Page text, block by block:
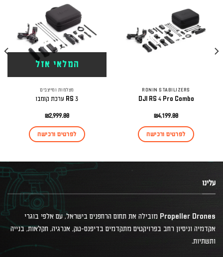
RONIN STABILIZERS
DJI RS 4 Pro Combo
₪4,199.00
לפרטים ורכישה
המלאי אזל
מצלמות ומייצבים
RS 3 ערכת קומבו
₪2,999.00
לפרטים ורכישה
עלינו
Propeller Drones מובילה את תחום הרחפנים בישראל, עם אלפי בוגרי
אקדמיה וניסיון רחב בפרויקטים מתקדמים בדיפנס-טק, אנרגיה, חקלאות, בנייה
ותשתיות.